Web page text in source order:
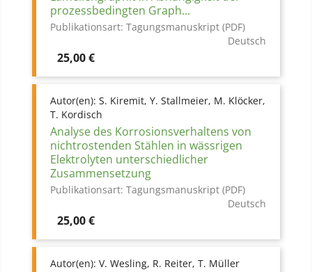
prozessbedingten Graph...
Publikationsart: Tagungsmanuskript (PDF)
Deutsch
Preis
25,00 €
Autor(en): S. Kiremit, Y. Stallmeier, M. Klöcker,
T. Kordisch
Analyse des Korrosionsverhaltens von
nichtrostenden Stählen in wässrigen
Elektrolyten unterschiedlicher
Zusammensetzung
Publikationsart: Tagungsmanuskript (PDF)
Deutsch
Preis
25,00 €
Autor(en): V. Wesling, R. Reiter, T. Müller